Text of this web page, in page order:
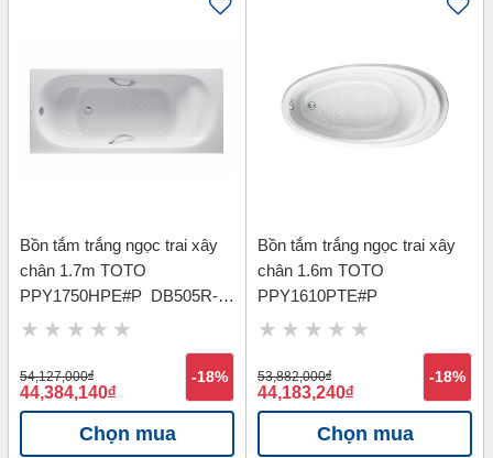
Bồn tắm trắng ngọc trai xây
chân 1.7m TOTO
PPY1750HPE#P_DB505R-
3B_TVBF412
54,127,000đ
44,384,140đ
-18%
Chọn mua
Bồn tắm trắng ngọc trai xây
chân 1.6m TOTO
PPY1610PTE#P
53,882,000đ
44,183,240đ
-18%
Chọn mua